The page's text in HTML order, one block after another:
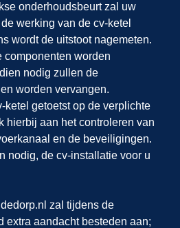
onderhoudsbeurt zal uw
werking van de cv-ketel
wordt de uitstoot nagemeten.
componenten worden
nodig zullen de
worden vervangen.
ketel getoetst op de verplichte
hierbij aan het controleren van
en de beveiligingen.
nodig, de cv-installatie voor u
zal tijdens de
extra aandacht besteden aan;